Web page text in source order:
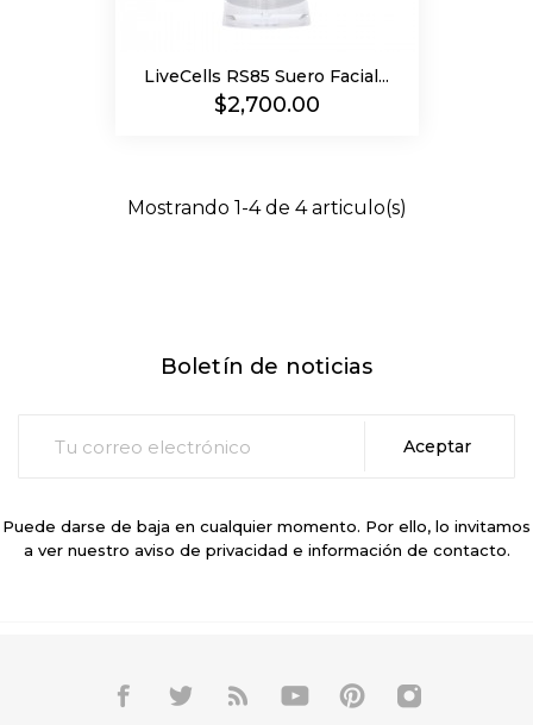
LiveCells RS85 Suero Facial...
Precio
$2,700.00
Mostrando 1-4 de 4 articulo(s)
Boletín de noticias
Puede darse de baja en cualquier momento. Por ello, lo invitamos
a ver nuestro aviso de privacidad e información de contacto.